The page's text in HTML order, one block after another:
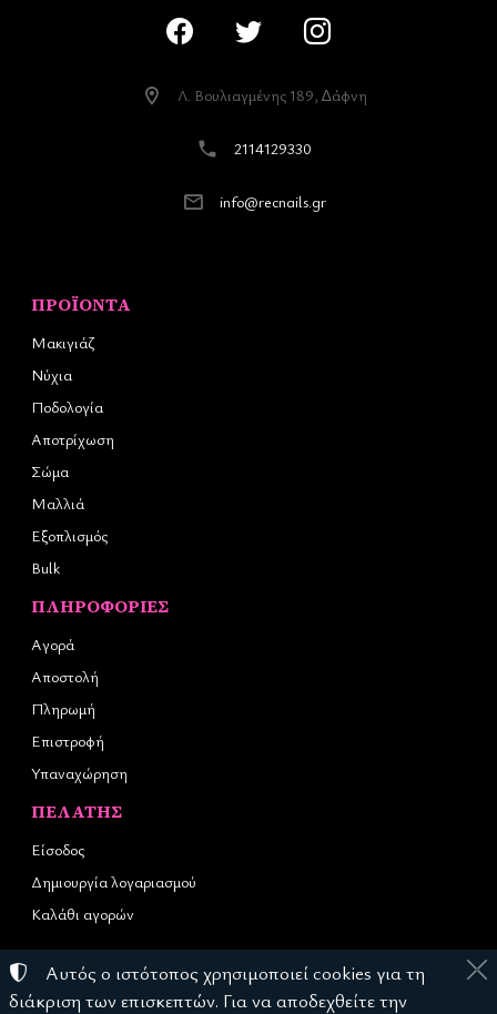
Λ. Βουλιαγµένης 189, ∆άφνη
2114129330
info@recnails.gr
ΠΡΟΪΌΝΤΑ
Μακιγιάζ
Νύχια
Ποδολογία
Αποτρίχωση
Σώμα
Μαλλιά
Εξοπλισμός
Bulk
ΠΛΗΡΟΦΟΡΊΕΣ
Αγορά
Αποστολή
Πληρωμή
Επιστροφή
Υπαναχώρηση
ΠΕΛΆΤΗΣ
Είσοδος
Δημιουργία λογαριασμού
Καλάθι αγορών
©2023-2026 REC NAILS
Αυτός ο ιστότοπος χρησιμοποιεί cookies για τη
διάκριση των επισκεπτών. Για να αποδεχθείτε την